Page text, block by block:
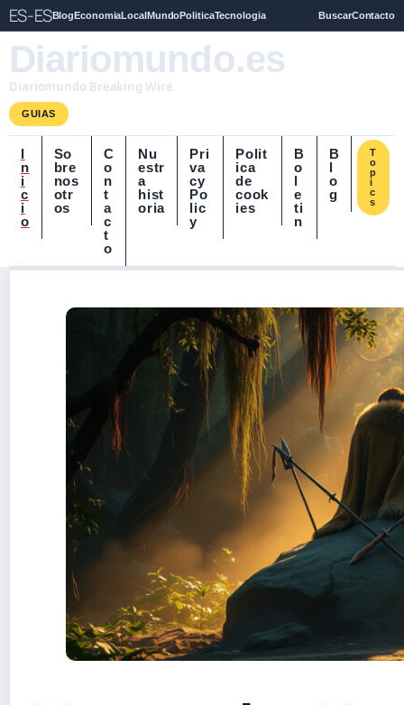
ES-ESBlogEconomiaLocalMundoPoliticaTecnologia BuscarContacto
Diariomundo.es
Diariomundo Breaking Wire
GUIAS
I
n
i
c
i
o
So
bre
nos
otr
os
C
o
n
t
a
c
t
o
Nu
estr
a
hist
oria
Pri
va
cy
Po
lic
y
Polit
ica
de
cook
ies
B
o
l
e
ti
n
B
l
o
g
T
o
p
i
c
s